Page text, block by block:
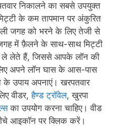
निकालने का सबसे उपयुक्त
के कम तापमान पर अंकुरित
जगह को भरने के लिए तेजी से
में फ़ैलने के साथ-साथ मिट्टी
ले लेते हैं, जिससे आपके लॉन की
अपने लॉन घास के आस-पास
के उपाय अपनाएं। खरपतवार
वीडर,हैण्ड ट्रॉवेल, खुरपा
का उपयोग करना चाहिए। वीड
आइकॉन पर क्लिक करें।